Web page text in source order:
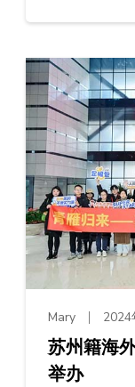
Mary 2024
苏州籍海
举办